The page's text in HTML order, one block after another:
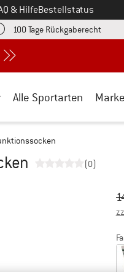
& HilfeBestellstatus
in einer Infobox
100 Tage Rückgaberecht
Alle Sportarten
(0)